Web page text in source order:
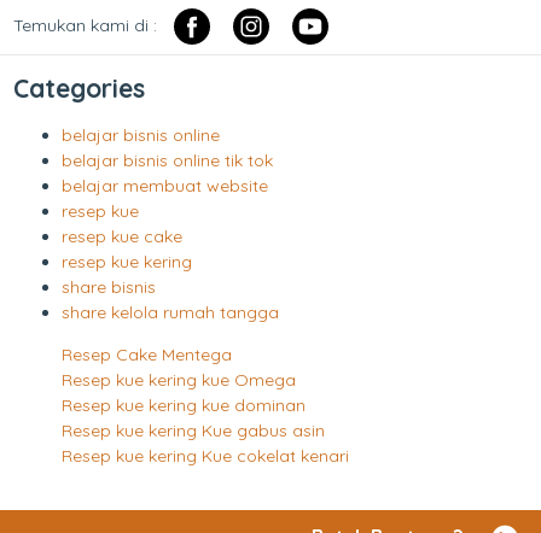
Temukan kami di :
Categories
belajar bisnis online
belajar bisnis online tik tok
belajar membuat website
resep kue
resep kue cake
resep kue kering
share bisnis
share kelola rumah tangga
Resep Cake Mentega
Resep kue kering kue Omega
Resep kue kering kue dominan
Resep kue kering Kue gabus asin
Resep kue kering Kue cokelat kenari